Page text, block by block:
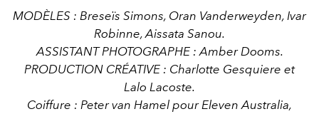
MODÈLES : Breseïs Simons, Oran Vanderweyden, Ivar
Robinne, Aissata Sanou.
ASSISTANT PHOTOGRAPHE : Amber Dooms.
PRODUCTION CRÉATIVE : Charlotte Gesquiere et
Lalo Lacoste.
Coiffure : Peter van Hamel pour Eleven Australia,